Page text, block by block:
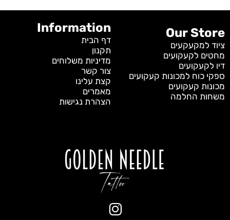
Our Store
ציוד למקעקעים
מחטים לקעקועים
דיו לקעקועים
ספקי כוח למכונות קעקועים
מכונות קעקועים
משחות החלמה
Information
דף הבית
תקנון
מדיניות משלוחים
צור קשר
קצת עלינו
מאמרים
הצהרת נגישות